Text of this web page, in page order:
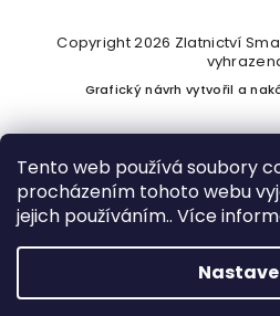
Tento web používá soubory
procházením tohoto webu
jejich používáním.. VíceVytvořil
Copyright 2026 Zlatnictví
Grafický návrh vytvořil a
Podle zákona o evidenci tržeb je
kupujícímu účtenku. Zároveň je